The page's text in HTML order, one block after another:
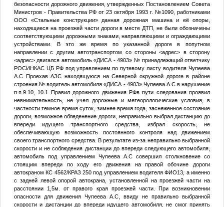
безопасности дорожного движения, утвержденных Постановлением Совета
Министров - Правительства РФ от 23 октября 1993 г. №1090, работниками
ООО «Стальные конструкции» данная дорожная машина и её опоры,
находящиеся на проезжей части дороги в месте ДТП, не были обозначены
соответствующими дорожными знаками, направляющими и ограждающими
устройствами. В это же время по указанной дороге в попутном
направлении с другим автотранспортом со стороны<адрес> в сторону
<адрес>двигался автомобиль «ДИСА - 4903» № принадлежащий ответчику
РОСИНКАС ЦБ РФ под управлением по путевому листу водителяЧупеева
А.СПроехав АЗС находящуюся на Северной окружной дороге в районе
строения № водитель автомобиля «ДИСА - 4903» Чупеева А.Св нарушение
п.п.9.10, 10.1 Правил дорожного движения РФв пути следования проявил
невнимательность, не учел дорожные и метеорологические условия, в
частности темное время суток, зимнее время года, заснеженное состояние
дороги, возможное обледенение дороги, неправильно выбрал дистанцию до
впереди идущего транспортного средства, избрал скорость, не
обеспечивающую возможность постоянного контроля над движением
своего транспортного средства. В результате из-за неправильно выбранной
скорости и не соблюдения дистанции до впереди следующего автомобиля,
автомобиль под управлением Чупеева А.С совершил столкновение со
стоящим впереди по ходу его движения на правой обочине дороги
автокраном КС 4562/КРАЗ 250 под управлением водителяФИО13 , а именно
с задней левой опорой автокрана, установленной на проезжей части на
расстоянии 1,5м. от правого края проезжей части. При возникновении
опасности для движения Чупеева А.С , ввиду не правильно выбранной
скорости и дистанции до впереди идущего автомобиля, не смог принять